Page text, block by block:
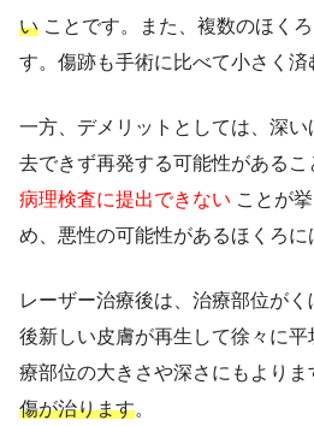
い ことです。また、複数のほく
す。傷跡も手術に比べて小さく済
一方、デメリットとしては、深
去できず再発する可能性があるこ
病理検査に提出できない ことが
め、悪性の可能性があるほくろに
レーザー治療後は、治療部位が
後新しい皮膚が再生して徐々に
療部位の大きさや深さにもよりま
傷が治ります。